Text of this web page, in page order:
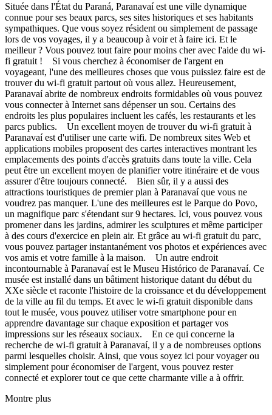
Située dans l'État du Paraná, Paranavaí est une ville dynamique
connue pour ses beaux parcs, ses sites historiques et ses habitants
sympathiques. Que vous soyez résident ou simplement de passage
lors de vos voyages, il y a beaucoup à voir et à faire ici. Et le
meilleur ? Vous pouvez tout faire pour moins cher avec l'aide du wi-
fi gratuit ! Si vous cherchez à économiser de l'argent en
voyageant, l'une des meilleures choses que vous puissiez faire est de
trouver du wi-fi gratuit partout où vous allez. Heureusement,
Paranavaí abrite de nombreux endroits formidables où vous pouvez
vous connecter à Internet sans dépenser un sou. Certains des
endroits les plus populaires incluent les cafés, les restaurants et les
parcs publics. Un excellent moyen de trouver du wi-fi gratuit à
Paranavaí est d'utiliser une carte wifi. De nombreux sites Web et
applications mobiles proposent des cartes interactives montrant les
emplacements des points d'accès gratuits dans toute la ville. Cela
peut être un excellent moyen de planifier votre itinéraire et de vous
assurer d'être toujours connecté. Bien sûr, il y a aussi des
attractions touristiques de premier plan à Paranavaí que vous ne
voudrez pas manquer. L'une des meilleures est le Parque do Povo,
un magnifique parc s'étendant sur 9 hectares. Ici, vous pouvez vous
promener dans les jardins, admirer les sculptures et même participer
à des cours d'exercice en plein air. Et grâce au wi-fi gratuit du parc,
vous pouvez partager instantanément vos photos et expériences avec
vos amis et votre famille à la maison. Un autre endroit
incontournable à Paranavaí est le Museu Histórico de Paranavaí. Ce
musée est installé dans un bâtiment historique datant du début du
XXe siècle et raconte l'histoire de la croissance et du développement
de la ville au fil du temps. Et avec le wi-fi gratuit disponible dans
tout le musée, vous pouvez utiliser votre smartphone pour en
apprendre davantage sur chaque exposition et partager vos
impressions sur les réseaux sociaux. En ce qui concerne la
recherche de wi-fi gratuit à Paranavaí, il y a de nombreuses options
parmi lesquelles choisir. Ainsi, que vous soyez ici pour voyager ou
simplement pour économiser de l'argent, vous pouvez rester
connecté et explorer tout ce que cette charmante ville a à offrir.
Montre plus